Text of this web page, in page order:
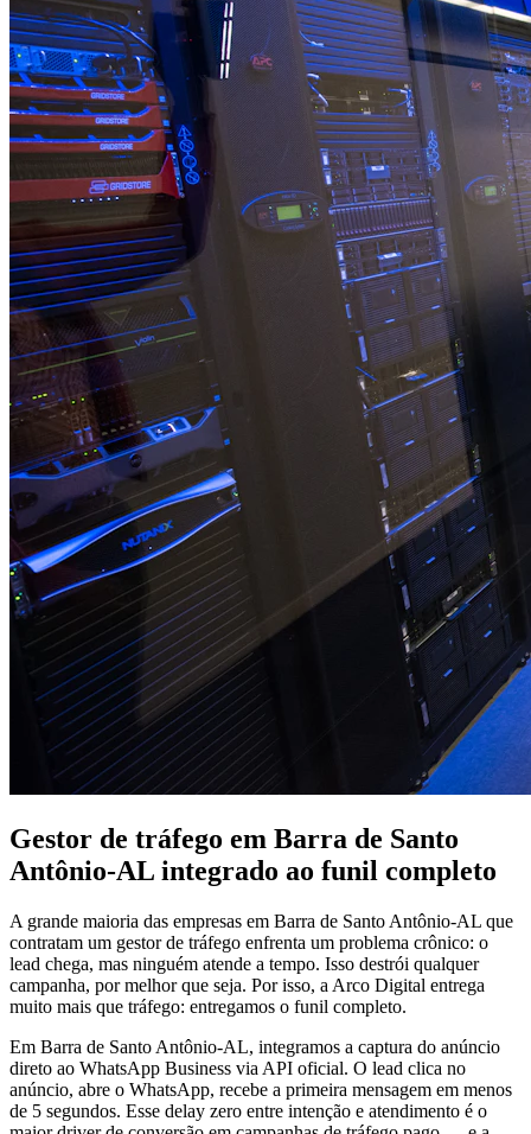
Gestor de tráfego em Barra de Santo
Antônio-AL integrado ao funil completo
A grande maioria das empresas em Barra de Santo Antônio-AL que
contratam um gestor de tráfego enfrenta um problema crônico: o
lead chega, mas ninguém atende a tempo. Isso destrói qualquer
campanha, por melhor que seja. Por isso, a Arco Digital entrega
muito mais que tráfego: entregamos o funil completo.
Em Barra de Santo Antônio-AL, integramos a captura do anúncio
direto ao WhatsApp Business via API oficial. O lead clica no
anúncio, abre o WhatsApp, recebe a primeira mensagem em menos
de 5 segundos. Esse delay zero entre intenção e atendimento é o